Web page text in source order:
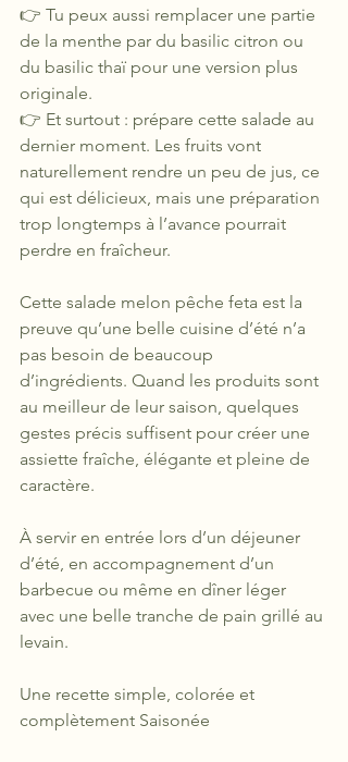
👉 Tu peux aussi remplacer une partie
de la menthe par du basilic citron ou
du basilic thaï pour une version plus
originale.
👉 Et surtout : prépare cette salade au
dernier moment. Les fruits vont
naturellement rendre un peu de jus, ce
qui est délicieux, mais une préparation
trop longtemps à l’avance pourrait
perdre en fraîcheur.
Cette salade melon pêche feta est la
preuve qu’une belle cuisine d’été n’a
pas besoin de beaucoup
d’ingrédients. Quand les produits sont
au meilleur de leur saison, quelques
gestes précis suffisent pour créer une
assiette fraîche, élégante et pleine de
caractère.
À servir en entrée lors d’un déjeuner
d’été, en accompagnement d’un
barbecue ou même en dîner léger
avec une belle tranche de pain grillé au
levain.
Une recette simple, colorée et
complètement Saisonée